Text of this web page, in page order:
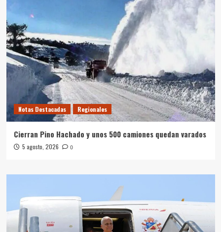
Notas Destacadas Regionales
Cierran Pino Hachado y unos 500 camiones quedan varados
5 agosto, 2026 0